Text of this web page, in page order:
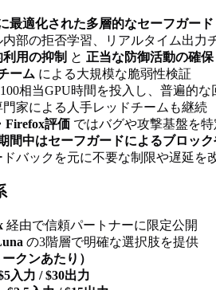
最適化された多層的なセーフガード
内部の拒否学習、リアルタイム出力
用の抑制 と 正当な防御活動の確保
ーム による大規模な脆弱性検証
相当GPU時間を投入し、普遍的
門家による人手レッドチームも継続
Firefox評価 ではバグや攻撃基盤を
間中はセーフガードによるブロッ
ドバックを元に不要な制限や遅延を
経由で信頼パートナーに限定公開
の3階層で明確な選択肢を提供
クンあたり）
入力 / $30出力